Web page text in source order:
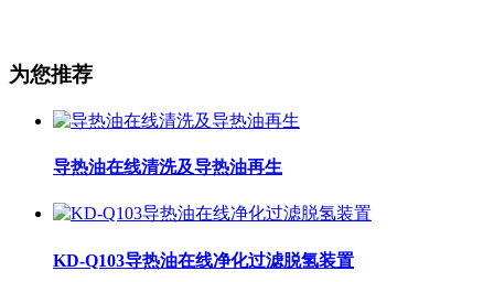
为您推荐
导热油在线清洗及导热油再生
KD-Q103导热油在线净化过滤脱氢装置